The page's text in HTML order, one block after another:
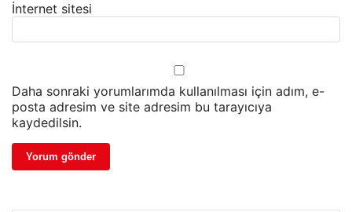
İnternet sitesi
Daha sonraki yorumlarımda kullanılması için adım, e-
posta adresim ve site adresim bu tarayıcıya
kaydedilsin.